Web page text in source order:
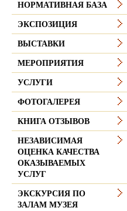
НОРМАТИВНАЯ БАЗА
ЭКСПОЗИЦИЯ
ВЫСТАВКИ
МЕРОПРИЯТИЯ
УСЛУГИ
ФОТОГАЛЕРЕЯ
КНИГА ОТЗЫВОВ
НЕЗАВИСИМАЯ
ОЦЕНКА КАЧЕСТВА
ОКАЗЫВАЕМЫХ
УСЛУГ
ЭКСКУРСИЯ ПО
ЗАЛАМ МУЗЕЯ